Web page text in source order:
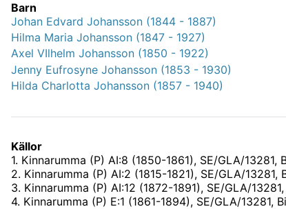
Barn
Johan Edvard Johansson (1844 - 1887)
Hilma Maria Johansson (1847 - 1927)
Axel VIlhelm Johansson (1850 - 1922)
Jenny Eufrosyne Johansson (1853 - 1930)
Hilda Charlotta Johansson (1857 - 1940)
Källor
1. Kinnarumma (P) AI:8 (1850-1861), SE/GLA/13281,
2. Kinnarumma (P) AI:2 (1815-1821), SE/GLA/13281,
3. Kinnarumma (P) AI:12 (1872-1891), SE/GLA/13281
4. Kinnarumma (P) E:1 (1861-1894), SE/GLA/13281,